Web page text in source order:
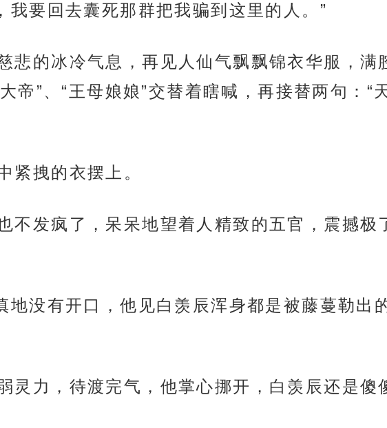
要回去囊死那群把我骗到这里的人。”
悲的冰冷气息，再见人仙气飘飘锦衣华服，满
帝”、“王母娘娘”交替着瞎喊，再接替两句：“
紧拽的衣摆上。
不发疯了，呆呆地望着人精致的五官，震撼极
地没有开口，他见白羡辰浑身都是被藤蔓勒出
灵力，待渡完气，他掌心挪开，白羡辰还是傻